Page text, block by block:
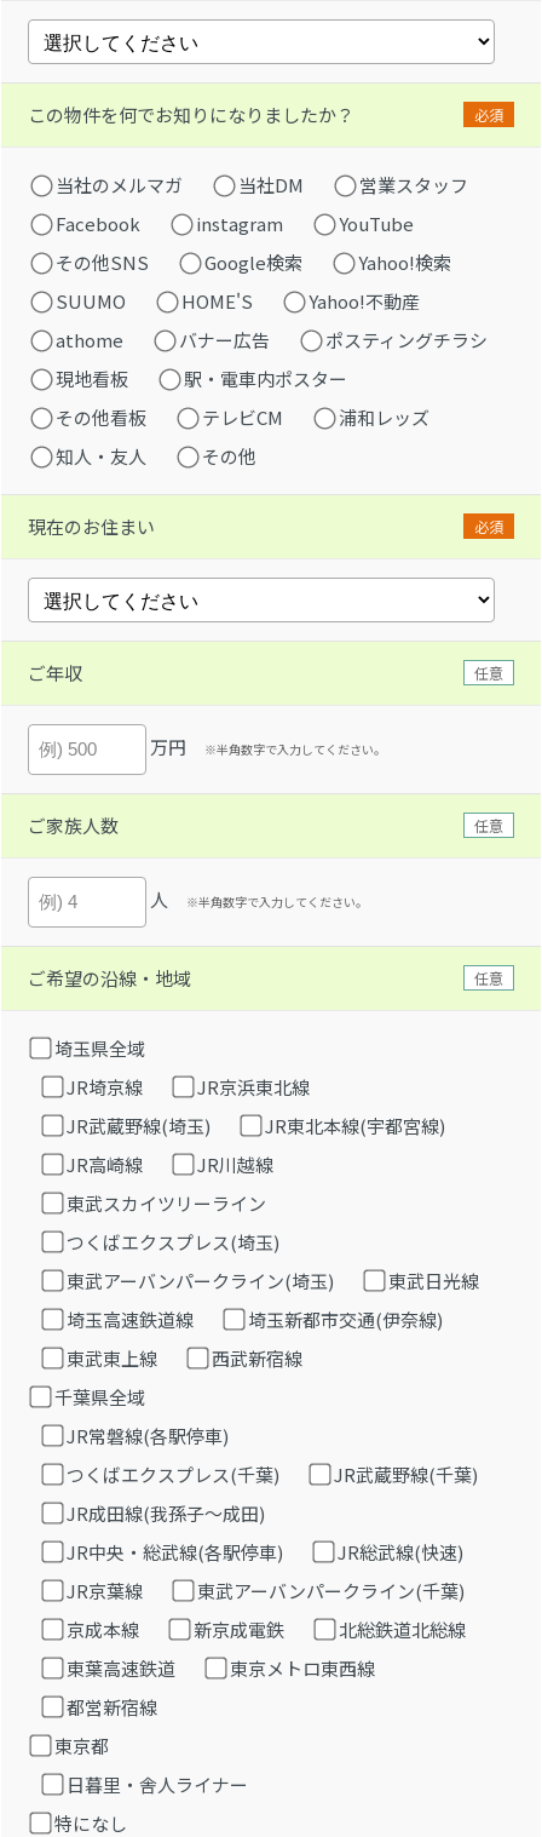
この物件を何でお知りになりましたか？ 必須
当社のメルマガ 当社DM
営業スタッフ
Facebook
instagram
YouTube
その他SNS
Google検索
Yahoo!検索
SUUMO
HOME'S
Yahoo!不動産
athome
バナー広告
ポスティングチラシ
現地看板
駅・電車内ポスター
その他看板
テレビCM
浦和レッズ
知人・友人
その他
現在のお住まい 必須
ご年収 任意
万円 ※半角数字で入力してください。
ご家族人数 任意
人 ※半角数字で入力してください。
ご希望の沿線・地域 任意
埼玉県全域
JR埼京線
JR京浜東北線
JR武蔵野線(埼玉)
JR東北本線(宇都宮線)
JR高崎線
JR川越線
東武スカイツリーライン
つくばエクスプレス(埼玉)
東武アーバンパークライン(埼玉)
東武日光線
埼玉高速鉄道線
埼玉新都市交通(伊奈線)
東武東上線
西武新宿線
千葉県全域
JR常磐線(各駅停車)
つくばエクスプレス(千葉)
JR武蔵野線(千葉)
JR成田線(我孫子～成田)
JR中央・総武線(各駅停車)
JR総武線(快速)
JR京葉線
東武アーバンパークライン(千葉)
京成本線
新京成電鉄
北総鉄道北総線
東葉高速鉄道
東京メトロ東西線
都営新宿線
東京都
日暮里・舎人ライナー
特になし